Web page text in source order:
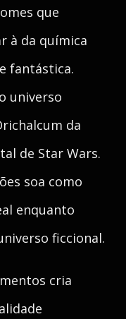
que
à da química
fantástica.
universo
da
de Star Wars.
soa como
enquanto
ficcional.
cria